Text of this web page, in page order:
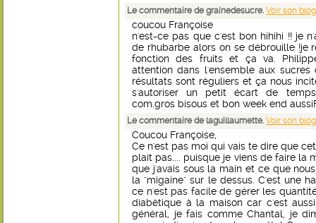
Le commentaire de grainedesucre. Voir son blog
coucou Françoise
n'est-ce pas que c'est bon hihihi !! je
de rhubarbe alors on se débrouille !je
fonction des fruits et ça va.
attention dans l'ensemble aux
résultats sont réguliers et ça nous
s'autoriser un petit écart de
com.gros bisous et bon week end
Le commentaire de laguillaumette. Voir son blog
Coucou Françoise,
Ce n'est pas moi qui vais te dire que
plait pas.... puisque je viens de faire la
que j'avais sous la main et ce que
la "migaine" sur le dessus. C'est une
ce n'est pas facile de gérer les
diabètique à la maison car c'est
général, je fais comme Chantal, je